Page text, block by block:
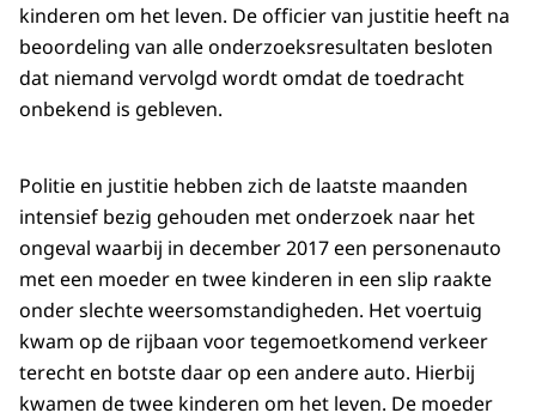
kinderen om het leven. De officier van justitie heeft na
beoordeling van alle onderzoeksresultaten besloten
dat niemand vervolgd wordt omdat de toedracht
onbekend is gebleven.
Politie en justitie hebben zich de laatste maanden
intensief bezig gehouden met onderzoek naar het
ongeval waarbij in december 2017 een personenauto
met een moeder en twee kinderen in een slip raakte
onder slechte weersomstandigheden. Het voertuig
kwam op de rijbaan voor tegemoetkomend verkeer
terecht en botste daar op een andere auto. Hierbij
kwamen de twee kinderen om het leven. De moeder